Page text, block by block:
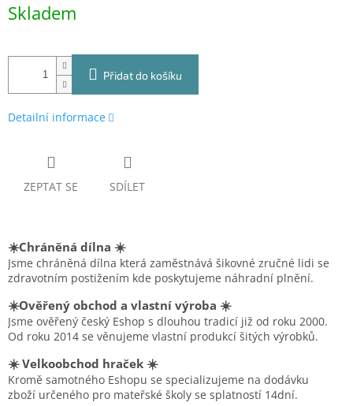
cena:
Skladem
Přidat do košíku
Detailní informace
ZEPTAT SE SDÍLET
☀️Chráněná dílna ☀️
Jsme chráněná dílna která zaměstnává šikovné zručné lidi se
zdravotním postižením kde poskytujeme náhradní plnění.
☀️Ověřený obchod a vlastní výroba ☀️
Jsme ověřený český Eshop s dlouhou tradicí již od roku 2000.
Od roku 2014 se věnujeme vlastní produkcí šitých výrobků.
☀️ Velkoobchod hraček ☀️
Kromě samotného Eshopu se specializujeme na dodávku
zboží určeného pro mateřské školy se splatností 14dní.